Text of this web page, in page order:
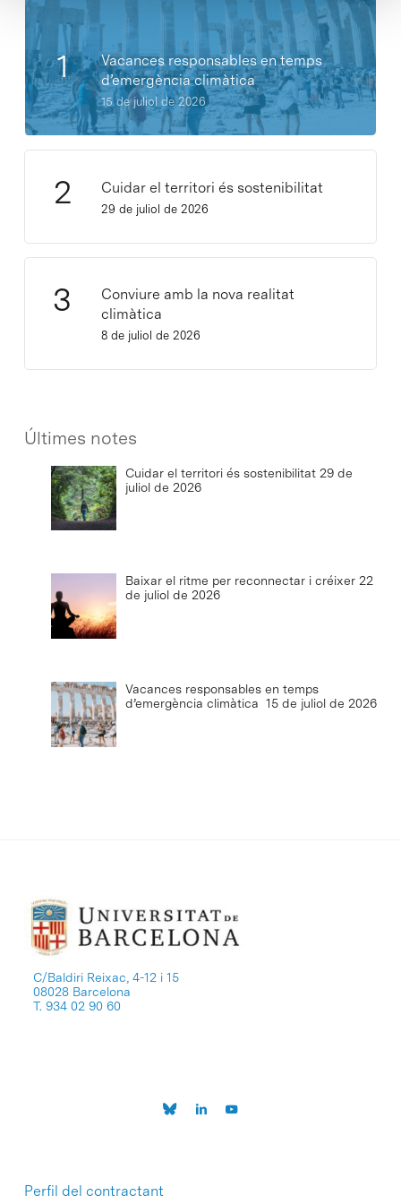
Vacances responsables en temps
d’emergència climàtica
15 de juliol de 2026
Cuidar el territori és sostenibilitat
29 de juliol de 2026
Conviure amb la nova realitat
climàtica
8 de juliol de 2026
Últimes notes
Cuidar el territori és sostenibilitat 29 de
juliol de 2026
Baixar el ritme per reconnectar i créixer 22
de juliol de 2026
Vacances responsables en temps
d’emergència climàtica 15 de juliol de 2026
C/Baldiri Reixac, 4-12 i 15
08028 Barcelona
T. 934 02 90 60
Perfil del contractant